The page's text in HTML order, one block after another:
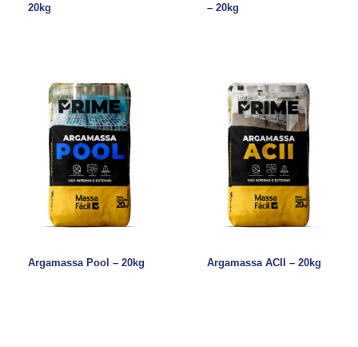
20kg
– 20kg
Argamassa Pool – 20kg Argamassa ACII – 20kg